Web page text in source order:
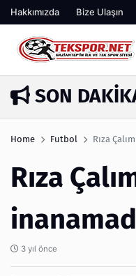
Hakkımızda Bize Ulaşın
SON 14 saat
Home Futbol Rıza
Rıza
3 yıl önce